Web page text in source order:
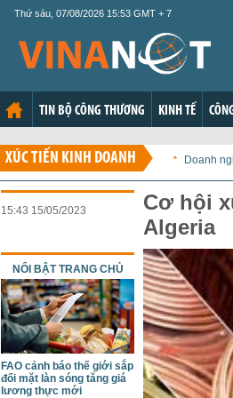
Thứ sáu, 07/08/2026 15:53 GMT + 7
TIN BỘ CÔNG THƯƠNG KINH TẾ
XÚC TIẾN KINH DOANH Doanh
Cơ hội
Algeria
15:43 15/05/2023
NỔI BẬT TRANG CHỦ
FAO cảnh báo thế giới sắp
đối mặt làn sóng tăng giá
lương thực mới